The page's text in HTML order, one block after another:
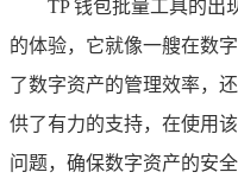
TP 钱包批量工具的出
的体验，它就像一艘在数
了数字资产的管理效率，
供了有力的支持，在使用
问题，确保数字资产的安